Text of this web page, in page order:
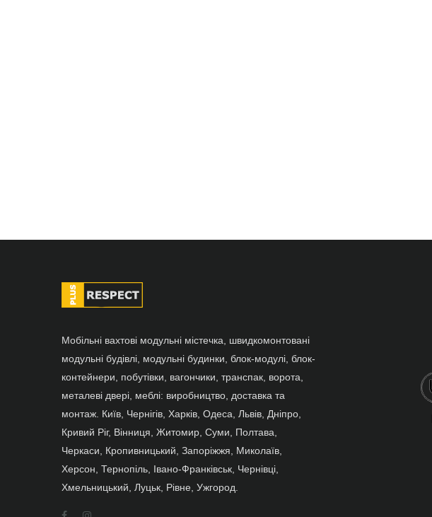
Мобільні вахтові модульні містечка, швидкомонтовані
модульні будівлі, модульні будинки, блок-модулі, блок-
контейнери, побутівки, вагончики, транспак, ворота,
металеві двері, меблі: виробництво, доставка та
монтаж. Київ, Чернігів, Харків, Одеса, Львів, Дніпро,
Кривий Ріг, Вінниця, Житомир, Суми, Полтава,
Черкаси, Кропивницький, Запоріжжя, Миколаїв,
Херсон, Тернопіль, Івано-Франківськ, Чернівці,
Хмельницький, Луцьк, Рівне, Ужгород.